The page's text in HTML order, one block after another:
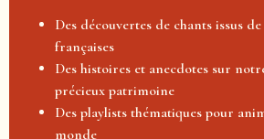
Des découvertes de chants issus
françaises
Des histoires et anecdotes sur
précieux patrimoine
Des playlists thématiques pour
monde